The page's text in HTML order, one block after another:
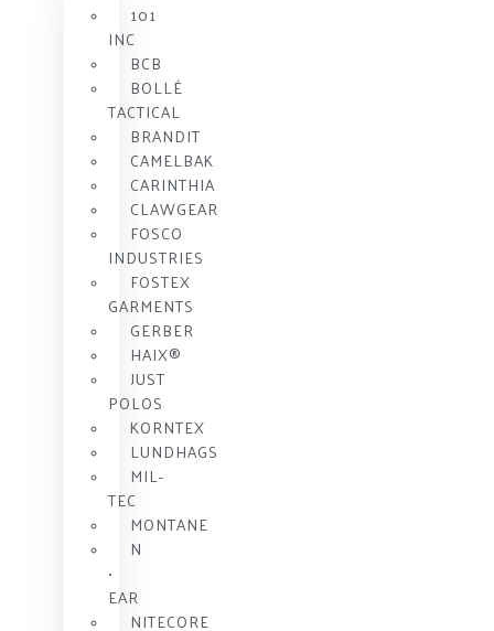
101
INC
BCB
BOLLÉ
TACTICAL
BRANDIT
CAMELBAK
CARINTHIA
CLAWGEAR
FOSCO
INDUSTRIES
FOSTEX
GARMENTS
GERBER
HAIX®
JUST
POLOS
KORNTEX
LUNDHAGS
MIL-
TEC
MONTANE
N
•
EAR
NITECORE